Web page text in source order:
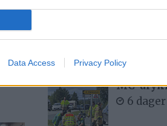
Data Access Privacy Policy
Bjørn felt
MC-
6